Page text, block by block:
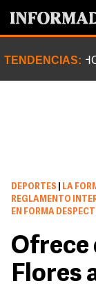
TENDENCIAS:
DEPORTES
LA
REGLAMENTO
EN FORMA
Ofrece
Flores